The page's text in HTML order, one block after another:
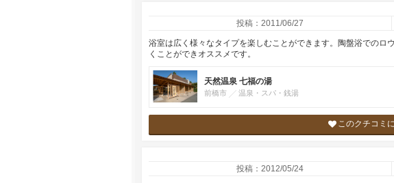
投稿：2011/06/27
浴室は広く様々なタイプを楽しむことができます。陶盤浴での
くことができオススメです。
天然温泉 七福の湯
前橋市 温泉・スパ・銭湯
このクチコミ
投稿：2012/05/24